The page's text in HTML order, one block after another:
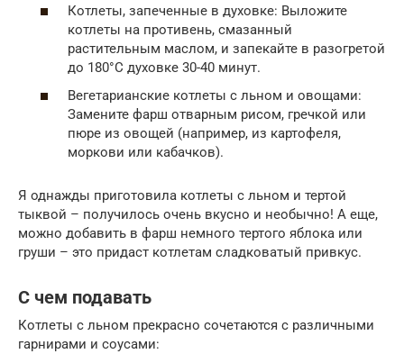
Котлеты, запеченные в духовке: Выложите
котлеты на противень, смазанный
растительным маслом, и запекайте в разогретой
до 180°C духовке 30-40 минут.
Вегетарианские котлеты с льном и овощами:
Замените фарш отварным рисом, гречкой или
пюре из овощей (например, из картофеля,
моркови или кабачков).
Я однажды приготовила котлеты с льном и тертой
тыквой – получилось очень вкусно и необычно! А еще,
можно добавить в фарш немного тертого яблока или
груши – это придаст котлетам сладковатый привкус.
С чем подавать
Котлеты с льном прекрасно сочетаются с различными
гарнирами и соусами: